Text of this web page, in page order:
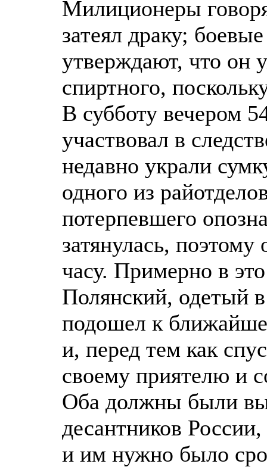
Милиционеры
затеял драку;
утверждают, что он
спиртного,
В субботу вечером
участвовал в
недавно украли
одного из
потерпевшего
затянулась,
часу. Примерно в
Полянский, одетый
подошел к
и, перед тем как
своему приятелю и
Оба должны были
десантников
и им нужно было